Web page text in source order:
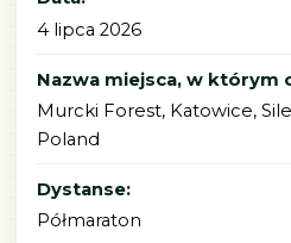
4 lipca 2026
Nazwa miejsca, w którym
Murcki Forest, Katowice,
Poland
Dystanse:
Półmaraton